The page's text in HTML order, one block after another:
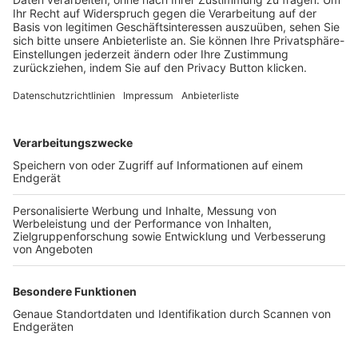
Trainerbörse
Login SpielPlus
FOLGE DEM BFV
TOP-VEREINE
TOP-PARTNER